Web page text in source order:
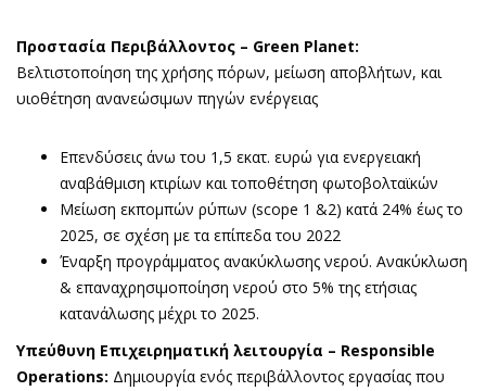
Προστασία Περιβάλλοντος – Green Planet:
Βελτιστοποίηση της χρήσης πόρων, μείωση αποβλήτων, και
υιοθέτηση ανανεώσιμων πηγών ενέργειας
Επενδύσεις άνω του 1,5 εκατ. ευρώ για ενεργειακή
αναβάθμιση κτιρίων και τοποθέτηση φωτοβολταϊκών
Μείωση εκπομπών ρύπων (scope 1 &2) κατά 24% έως το
2025, σε σχέση με τα επίπεδα του 2022
Έναρξη προγράμματος ανακύκλωσης νερού. Ανακύκλωση
& επαναχρησιμοποίηση νερού στο 5% της ετήσιας
κατανάλωσης μέχρι το 2025.
Υπεύθυνη Επιχειρηματική λειτουργία – Responsible
Operations: Δημιουργία ενός περιβάλλοντος εργασίας που